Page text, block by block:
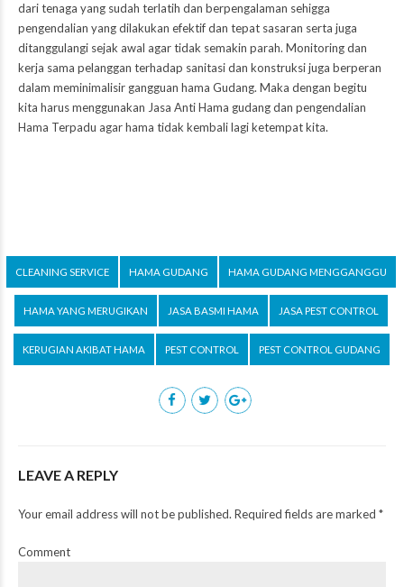
dari tenaga yang sudah terlatih dan berpengalaman sehigga
pengendalian yang dilakukan efektif dan tepat sasaran serta juga
ditanggulangi sejak awal agar tidak semakin parah. Monitoring dan
kerja sama pelanggan terhadap sanitasi dan konstruksi juga berperan
dalam meminimalisir gangguan hama Gudang. Maka dengan begitu
kita harus menggunakan Jasa Anti Hama gudang dan pengendalian
Hama Terpadu agar hama tidak kembali lagi ketempat kita.
CLEANING SERVICE HAMA GUDANG HAMA GUDANG MENGGANGGU
HAMA YANG MERUGIKAN JASA BASMI HAMA JASA PEST CONTROL
KERUGIAN AKIBAT HAMA PEST CONTROL PEST CONTROL GUDANG
LEAVE A REPLY
Your email address will not be published. Required fields are marked *
Comment